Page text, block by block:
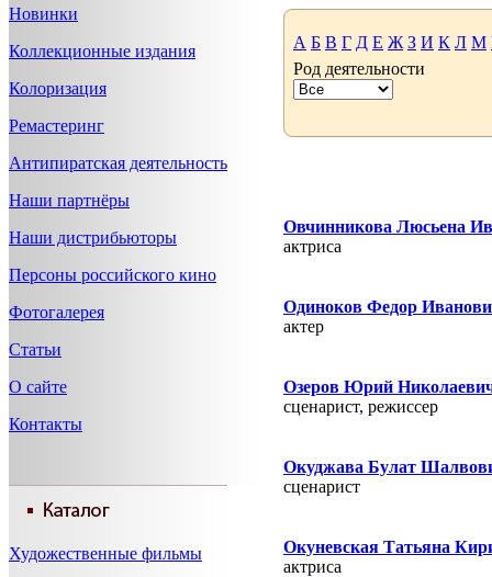
Новинки
Коллекционные издания
Колоризация
Ремастеринг
Антипиратская деятельность
Наши партнёры
Наши дистрибьюторы
Персоны российского кино
Фотогалерея
Статьи
О сайте
Контакты
Художественные фильмы
Fakeidlist -
Здесь, вhttps://
стандартам. Если мы
продавца ID, пока все
А Б В Г Д Е Ж З И К Л М
Род деятельности
Овчинникова Люсьена
актриса
Одиноков Федор
актер
Озеров Юрий
сценарист, режисcер
Окуджава Булат
сценарист
Окуневская Татьяна
актриса